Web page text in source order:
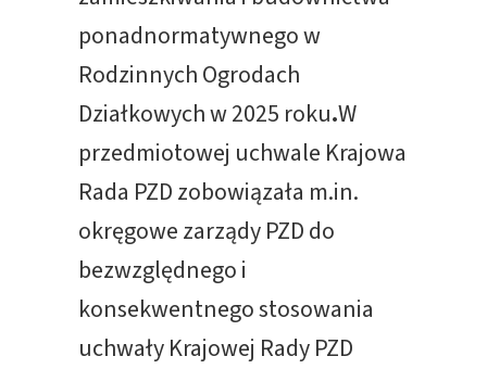
ponadnormatywnego w
Rodzinnych Ogrodach
Działkowych w 2025 roku.W
przedmiotowej uchwale Krajowa
Rada PZD zobowiązała m.in.
okręgowe zarządy PZD do
bezwzględnego i
konsekwentnego stosowania
uchwały Krajowej Rady PZD